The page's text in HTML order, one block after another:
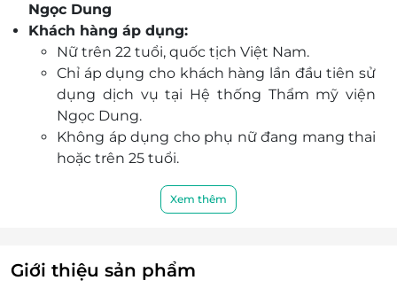
Đồng Nai
Số 220, đường 30/4, Phường Trấn Biên, Tỉnh Đồng
Nai, Việt Nam
Bình Dương
464 - 466 Đại Lộ Bình Dương, P. Hiệp Thành, Tp. Thủ
Dầu Một, Bình Dương
Bà Rịa Vũng Tàu
157 Nam Kỳ Khởi Nghĩa, Phường 3, Tp. Vũng Tàu.
thực hiện liệu trình.
Đặt lịch dễ dàng trên Dealtoday, nhận ưu đãi lớn,
đảm bảo an tâm với nền tảng uy tín kèm nhiều
tiện ích hấp dẫn.
Nhanh tay săn deal để trải nghiệm dịch vụ chất
lượng và tiết kiệm chi phí chăm sóc làn da ngay
hôm nay tại Ngọc Dung.
Ngọc Dung
Khách hàng áp dụng:
Nữ trên 22 tuổi, quốc tịch Việt Nam.
Chỉ áp dụng cho khách hàng lần đầu tiên sử
dụng dịch vụ tại Hệ thống Thẩm mỹ viện
Ngọc Dung.
Không áp dụng cho phụ nữ đang mang thai
hoặc trên 25 tuổi.
01 voucher/khách/lần sử dụng.
ưu đãi tại LifeLink.
Mỗi chương trình khuyến mãi chỉ dùng được
Xem thêm
Giới thiệu sản phẩm